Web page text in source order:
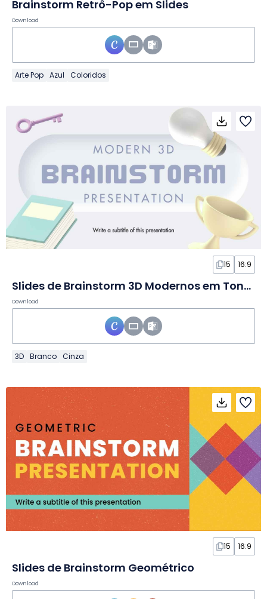
Brainstorm Retrô-Pop em Slides
Download
Arte Pop Azul Coloridos
15 16:9
Slides de Brainstorm 3D Modernos em Tons Claros
Download
3D Branco Cinza
15 16:9
Slides de Brainstorm Geométrico
Download